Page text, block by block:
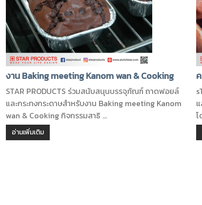
งาน Baking meeting Kanom wan & Cooking
STAR PRODUCTS ร่วมสนับสนุนบรรจุภัณฑ์ ถาดฟอยล์
และกระทงกระดาษสำหรับงาน Baking meeting Kanom
wan & Cooking กิจกรรมสาธิ ...
อ่านเพิ่มเติม